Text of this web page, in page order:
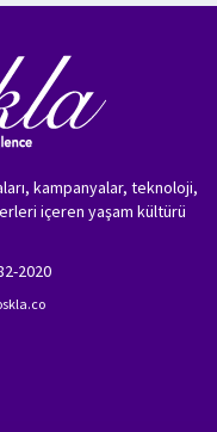
kampanyalar, teknoloji,
içeren yaşam kültürü
2020